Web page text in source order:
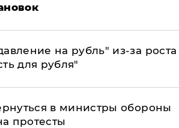
на рубль" из-за роста
для рубля"
в министры обороны
протесты